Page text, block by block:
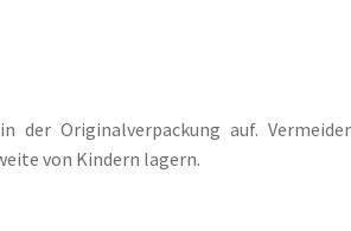
der Originalverpackung auf.
von Kindern lagern.